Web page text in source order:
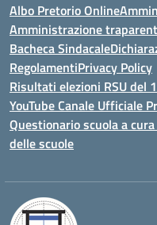
Albo Pretorio Online
Amministrazione
Bacheca Sindacale
RegolamentiPrivacy Policy
Risultati elezioni RSU del
YouTube Canale Ufficiale
Questionario scuola a
delle scuole